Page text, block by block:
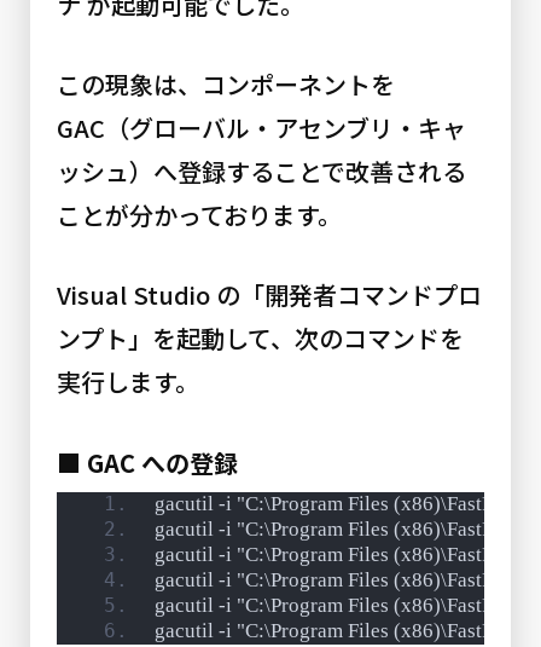
この現象は、コンポーネントを
GAC（グローバル・アセンブリ・キャ
ッシュ）へ登録することで改善される
ことが分かっております。
Visual Studio の「開発者コマンドプロ
ンプト」を起動して、次のコマンドを
実行します。
■ GAC への登録
gacutil -i "C:\Program Files
gacutil -i "C:\Program Files
gacutil -i "C:\Program Files
gacutil -i "C:\Program Files
gacutil -i "C:\Program Files
gacutil -i "C:\Program Files